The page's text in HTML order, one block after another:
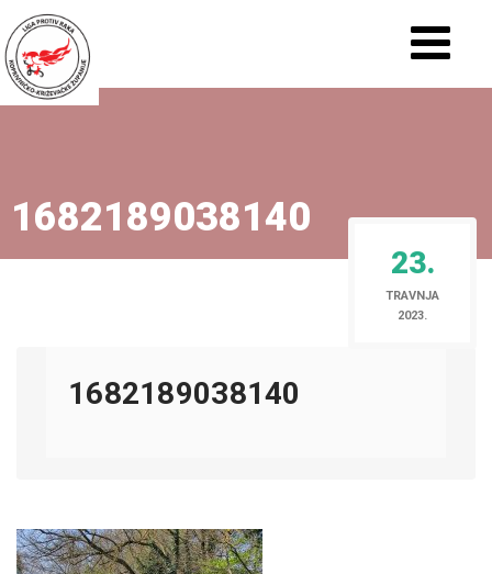
1682189038140
23.
TRAVNJA
2023.
1682189038140